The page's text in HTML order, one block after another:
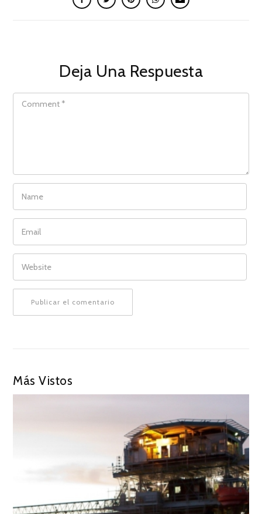
Deja Una Respuesta
COMMENT
NAME
EMAIL
WEBSITE
Más Vistos